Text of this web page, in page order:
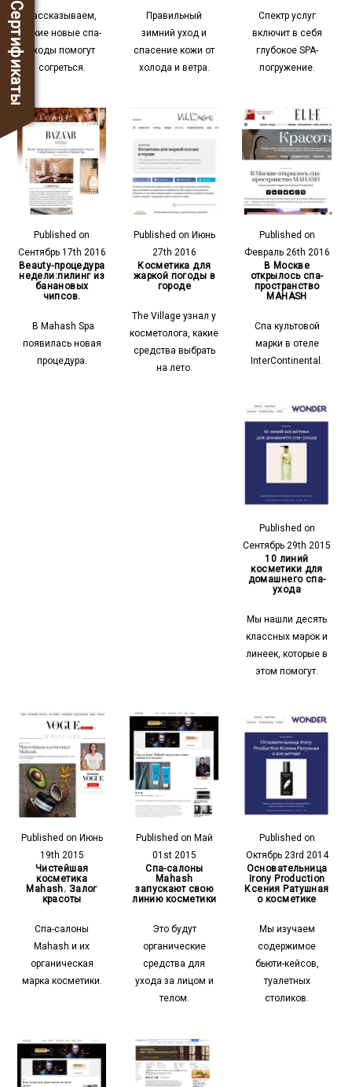
Рассказываем,
какие новые спа-
уходы помогут
согреться.
Правильный
зимний уход и
спасение кожи от
холода и ветра.
Спектр услуг
включит в себя
глубокое SPA-
погружение.
Published on
Сентябрь 17th 2016
Beauty-процедура
недели:пилинг из
банановых
чипсов.
В Mahash Spa
появилась новая
процедура.
Published on Июнь
27th 2016
Косметика для
жаркой погоды в
городе
The Village узнал у
косметолога, какие
средства выбрать
на лето.
Published on
Февраль 26th 2016
В Москве
открылось спа-
пространство
MAHASH
Спа культовой
марки в отеле
InterContinental.
Published on
Сентябрь 29th 2015
10 линий
косметики для
домашнего спа-
ухода
Мы нашли десять
классных марок и
линеек, которые в
этом помогут.
Published on Июнь
19th 2015
Чистейшая
косметика
Mahash. Залог
красоты
Спа-салоны
Mahash и их
органическая
марка косметики.
Published on Май
01st 2015
Спа-салоны
Mahash
запускают свою
линию косметики
Это будут
органические
средства для
ухода за лицом и
телом.
Published on
Октябрь 23rd 2014
Основательница
Irony Production
Ксения Ратушная
о косметике
Мы изучаем
содержимое
бьюти-кейсов,
туалетных
столиков.
Сертификаты